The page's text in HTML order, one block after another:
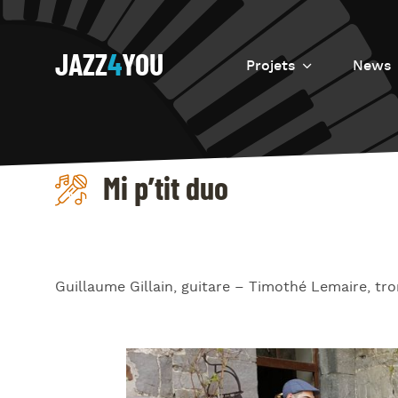
JAZZ4YOU Projets
Introduction
Resurrection
News
Mi p’tit duo
Guillaume Gillain, guitare – Timothé Lemaire,